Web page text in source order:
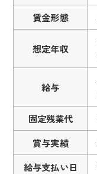
賃金形態
想定年収
給与
固定残業代
賞与実績
給与支払い日